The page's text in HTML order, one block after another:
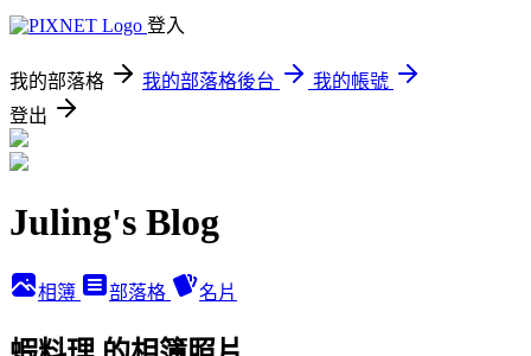
登入
我的部落格 我的部落格後台
我的帳號
登出
Juling's Blog
相簿 部落格 名片